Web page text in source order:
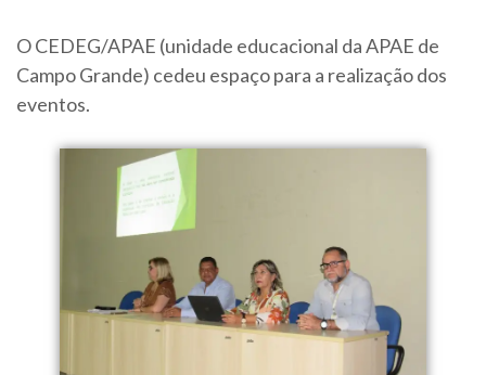
O CEDEG/APAE (unidade educacional da APAE de
Campo Grande) cedeu espaço para a realização dos
eventos.